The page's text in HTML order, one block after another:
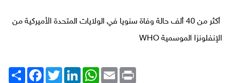
أكثر من 40 ألف حالة وفاة سنويا في الولايات المتحدة الأميركية من
الإنفلونزا الموسمية WHO
انشر
FacebookTwitterLinkedIn
WhatsAppEmail Print